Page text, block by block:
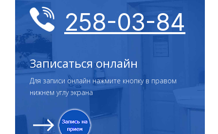
258-03-84
Записаться онлайн
Для записи онлайн нажмите кнопку в правом
нижнем углу экрана